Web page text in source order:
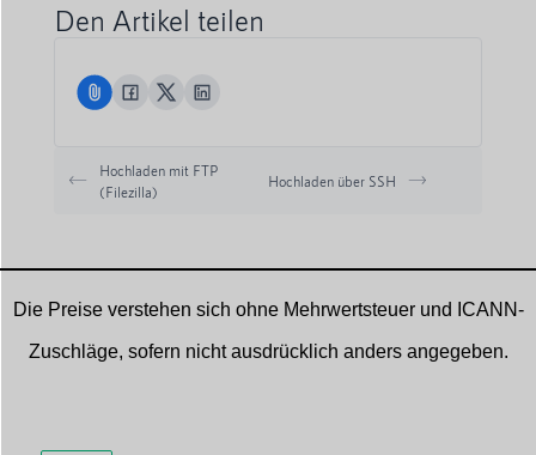
Den Artikel teilen
Hochladen mit FTP
(Filezilla)
Hochladen über SSH
Die Preise verstehen sich ohne Mehrwertsteuer und ICANN-
Zuschläge, sofern nicht ausdrücklich anders angegeben.